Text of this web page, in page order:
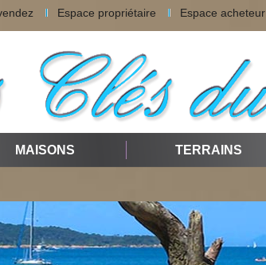
Espace propriétaire Espace acheteur
MAISONS TERRAINS